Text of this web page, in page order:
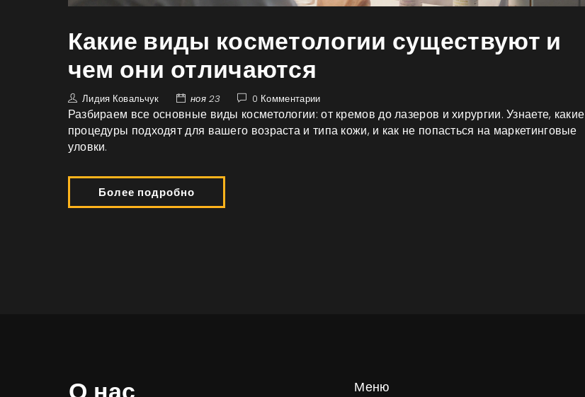
Какие виды косметологии существуют и
чем они отличаются
Лидия Ковальчук ноя 23 0 Комментарии
Разбираем все основные виды косметологии: от кремов до лазеров и хирургии. Узнаете, какие
процедуры подходят для вашего возраста и типа кожи, и как не попасться на маркетинговые
уловки.
Более подробно
Меню